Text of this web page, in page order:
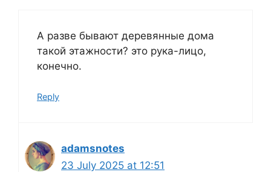
А разве бывают деревянные дома
такой этажности? это рука-лицо,
конечно.
Reply
adamsnotes
23 July 2025 at 12:51